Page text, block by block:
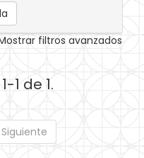
filtros avanzados
1 de 1.
Siguiente